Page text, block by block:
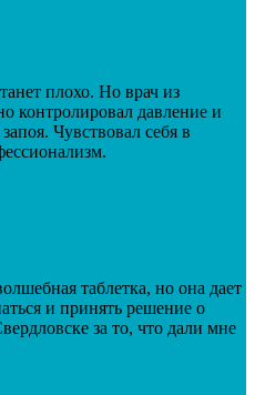
плохо. Но врач из
контролировал давление и
Чувствовал себя в
таблетка, но она дает
и принять решение о
за то, что дали мне